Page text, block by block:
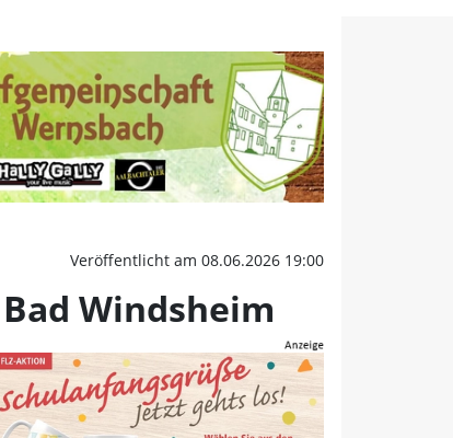
Bad Windsheim |
Veröffentlicht am 08.06.2026 19:00
Windsheim